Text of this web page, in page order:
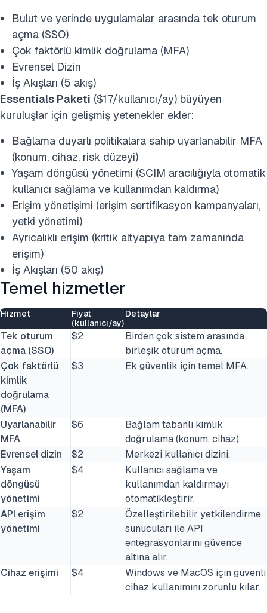
Bulut ve yerinde uygulamalar arasında tek oturum
açma (SSO)
Çok faktörlü kimlik doğrulama (MFA)
Evrensel Dizin
İş Akışları (5 akış)
Essentials Paketi ($17/kullanıcı/ay) büyüyen
kuruluşlar için gelişmiş yetenekler ekler:
Bağlama duyarlı politikalara sahip uyarlanabilir MFA
(konum, cihaz, risk düzeyi)
Yaşam döngüsü yönetimi (SCIM aracılığıyla otomatik
kullanıcı sağlama ve kullanımdan kaldırma)
Erişim yönetişimi (erişim sertifikasyon kampanyaları,
yetki yönetimi)
Ayrıcalıklı erişim (kritik altyapıya tam zamanında
erişim)
İş Akışları (50 akış)
Temel hizmetler
Hizmet
Fiyat
(kullanıcı/ay)
Detaylar
Tek oturum
açma (SSO)
$2
Birden çok sistem arasında
birleşik oturum açma.
Çok faktörlü
kimlik
doğrulama
(MFA)
$3 Ek güvenlik için temel MFA.
Uyarlanabilir
MFA
$6
Bağlam tabanlı kimlik
doğrulama (konum, cihaz).
Evrensel dizin
$2
Merkezi kullanıcı dizini.
Yaşam
döngüsü
yönetimi
$4
Kullanıcı sağlama ve
kullanımdan kaldırmayı
otomatikleştirir.
API erişim
yönetimi
$2
Özelleştirilebilir yetkilendirme
sunucuları ile API
entegrasyonlarını güvence
altına alır.
Cihaz erişimi
$4
Windows ve MacOS için güvenli
cihaz kullanımını zorunlu kılar.